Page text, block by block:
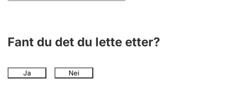
Fant du det du lette etter?
Ja Nei